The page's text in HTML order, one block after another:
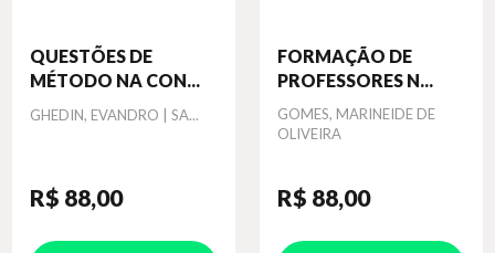
QUESTÕES DE
MÉTODO NA CON...
Autor
GHEDIN, EVANDRO | SA...
R$ 88,00
FORMAÇÃO DE
PROFESSORES N...
Autor
GOMES, MARINEIDE DE
OLIVEIRA
R$ 88,00